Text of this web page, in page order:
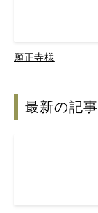
願正寺様
最新の記事